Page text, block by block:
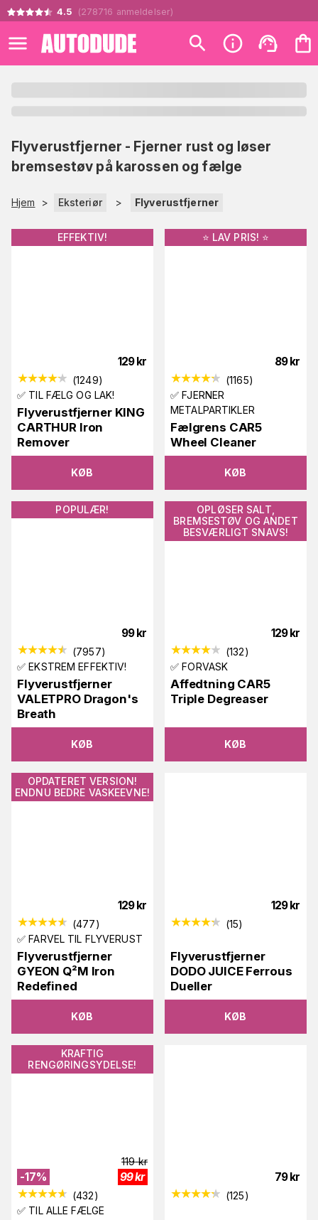
4.5 (278716 anmeldelser)
Flyverustfjerner - Fjerner rust og løser
bremsestøv på karossen og fælge
Hjem > Eksteriør > Flyverustfjerner
EFFEKTIV!
129 kr
(1249)
✅ TIL FÆLG OG LAK!
Flyverustfjerner KING
CARTHUR Iron
Remover
KØB
⭐️ LAV PRIS! ⭐️
89 kr
(1165)
✅ FJERNER
METALPARTIKLER
Fælgrens CAR5
Wheel Cleaner
KØB
POPULÆR!
99 kr
(7957)
✅ EKSTREM EFFEKTIV!
Flyverustfjerner
VALETPRO Dragon's
Breath
KØB
OPLØSER SALT,
BREMSESTØV OG ANDET
BESVÆRLIGT SNAVS!
129 kr
(132)
✅ FORVASK
Affedtning CAR5
Triple Degreaser
KØB
OPDATERET VERSION!
ENDNU BEDRE VASKEEVNE!
129 kr
(477)
✅ FARVEL TIL FLYVERUST
Flyverustfjerner
GYEON Q²M Iron
Redefined
KØB
129 kr
(15)
Flyverustfjerner
DODO JUICE Ferrous
Dueller
KØB
KRAFTIG
RENGØRINGSYDELSE!
-17%
119 kr
99kr
(432)
✅ TIL ALLE FÆLGE
79 kr
(125)